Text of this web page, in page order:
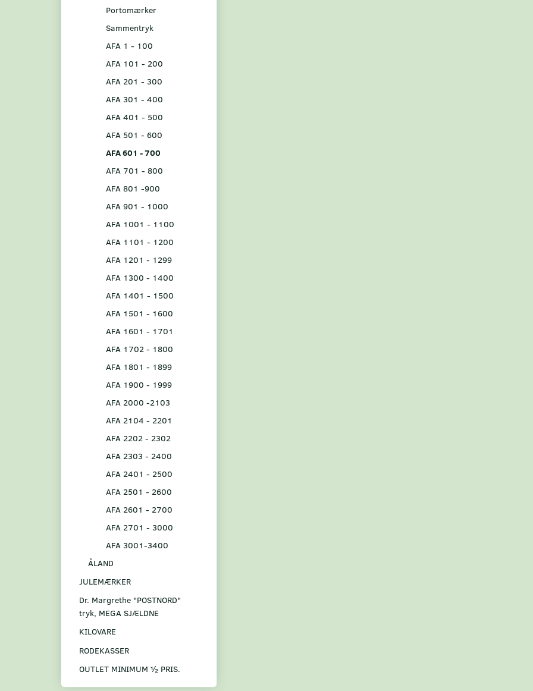
Portomærker
Sammentryk
AFA 1 - 100
AFA 101 - 200
AFA 201 - 300
AFA 301 - 400
AFA 401 - 500
AFA 501 - 600
AFA 601 - 700
AFA 701 - 800
AFA 801 -900
AFA 901 - 1000
AFA 1001 - 1100
AFA 1101 - 1200
AFA 1201 - 1299
AFA 1300 - 1400
AFA 1401 - 1500
AFA 1501 - 1600
AFA 1601 - 1701
AFA 1702 - 1800
AFA 1801 - 1899
AFA 1900 - 1999
AFA 2000 -2103
AFA 2104 - 2201
AFA 2202 - 2302
AFA 2303 - 2400
AFA 2401 - 2500
AFA 2501 - 2600
AFA 2601 - 2700
AFA 2701 - 3000
AFA 3001-3400
ÅLAND
JULEMÆRKER
Dr. Margrethe "POSTNORD"
tryk, MEGA SJÆLDNE
KILOVARE
RODEKASSER
OUTLET MINIMUM ½ PRIS.